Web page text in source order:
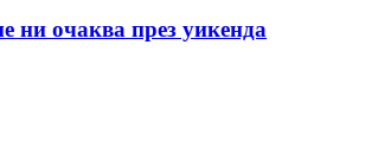
ни очаква през уикенда